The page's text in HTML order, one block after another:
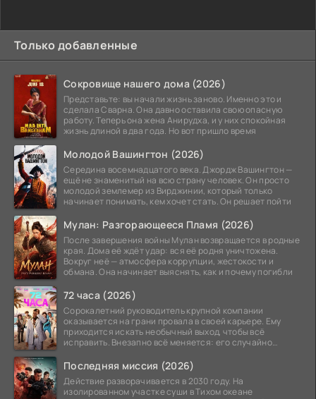
Только добавленные
Сокровище нашего дома (2026)
Представьте: вы начали жизнь заново. Именно это и
сделала Сварна. Она давно оставила свою опасную
работу. Теперь она жена Анирудха, и у них спокойная
жизнь длиной в два года. Но вот пришло время
Молодой Вашингтон (2026)
Середина восемнадцатого века. Джордж Вашингтон —
ещё не знаменитый на всю страну человек. Он просто
молодой землемер из Вирджинии, который только
начинает понимать, кем хочет стать. Он решает пойти
Мулан: Разгорающееся Пламя (2026)
После завершения войны Мулан возвращается в родные
края. Дома её ждёт удар: вся её родня уничтожена.
Вокруг неё — атмосфера коррупции, жестокости и
обмана. Она начинает выяснять, как и почему погибли
72 часа (2026)
Сорокалетний руководитель крупной компании
оказывается на грани провала в своей карьере. Ему
приходится искать необычный выход, чтобы всё
исправить. Внезапно всё меняется: его случайно
Последняя миссия (2026)
Действие разворачивается в 2030 году. На
изолированном участке суши в Тихом океане